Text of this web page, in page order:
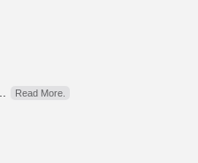
Read More.